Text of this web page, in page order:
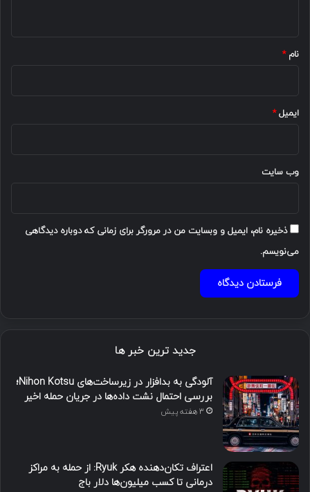
نام*
ایمیل*
وب‌ سایت
ذخیره نام، ایمیل و وبسایت من در مرورگر برای زمانی که دوباره دیدگاهی
می‌نویسم.
جدید ترین خبر ها
آلودگی به بدافزار در زیرساخت‌های Nihon Kotsu؛
بررسی احتمال نشت داده‌ها در جریان حمله اخیر
3 هفته پیش
اعتراف تکان‌دهنده هکر Ryuk: از حمله به مراکز
درمانی تا کسب میلیون‌ها دلار باج